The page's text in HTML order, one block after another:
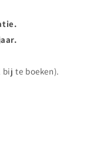
te boeken).